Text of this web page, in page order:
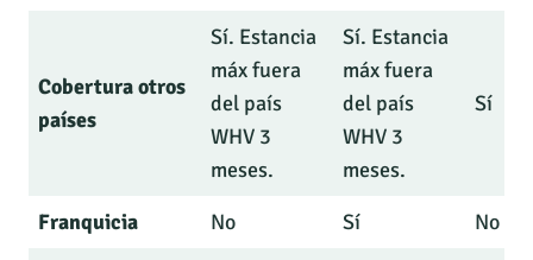
Cobertura otros
países
Sí. Estancia
máx fuera
del país
WHV 3
meses.
Sí. Estancia
máx fuera
del país
WHV 3
meses.
Sí
Franquicia No Sí No